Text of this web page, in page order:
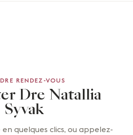
RENDEZ-VOUS
Dre Natallia
Syvak
quelques clics, ou appelez-